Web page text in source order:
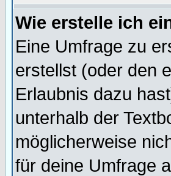
Wie erstelle ich
Eine Umfrage zu
erstellst (oder den
Erlaubnis dazu
unterhalb der
möglicherweise
für deine Umfrage